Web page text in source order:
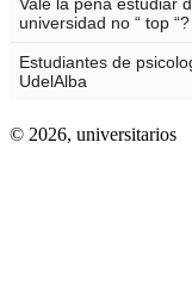
© 2026, universitarios